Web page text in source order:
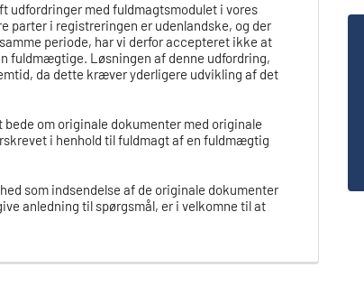
udfordringer med fuldmagtsmodulet i vores
parter i registreringen er udenlandske, og der
periode, har vi derfor accepteret ikke at
fuldmægtige. Løsningen af denne udfordring,
da dette kræver yderligere udvikling af det
om originale dokumenter med originale
i henhold til fuldmagt af en fuldmægtig
som indsendelse af de originale dokumenter
anledning til spørgsmål, er i velkomne til at